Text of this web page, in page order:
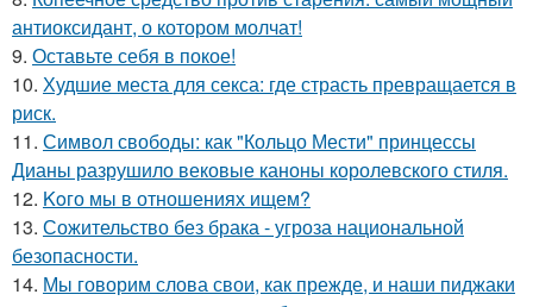
антиоксидант, о котором молчат!
9. Оставьте себя в покое!
10. Худшие места для секса: где страсть превращается в
риск.
11. Символ свободы: как "Кольцо Мести" принцессы
Дианы разрушило вековые каноны королевского стиля.
12. Koго мы в отношениях ищем?
13. Сожительство без брака - угроза национальной
безопасности.
14. Мы говорим слова свои, как прежде, и наши пиджаки